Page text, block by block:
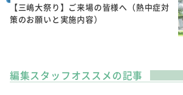
【三嶋大祭り】ご来場の皆様へ（熱中症対
策のお願いと実施内容）
編集スタッフオススメの記事